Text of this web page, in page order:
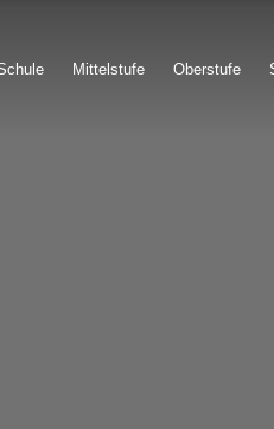
Mittelstufe Oberstufe